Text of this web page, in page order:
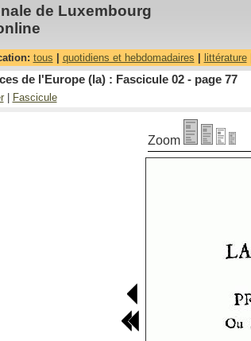
de Luxembourg
tous quotidiens et hebdomadaires littérature|
de l'Europe (la) : Fascicule 02 - page 77
| Fascicule
Zoom